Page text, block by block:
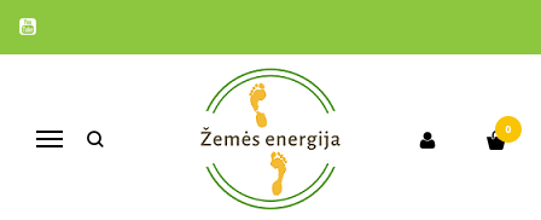
Navigacija
0